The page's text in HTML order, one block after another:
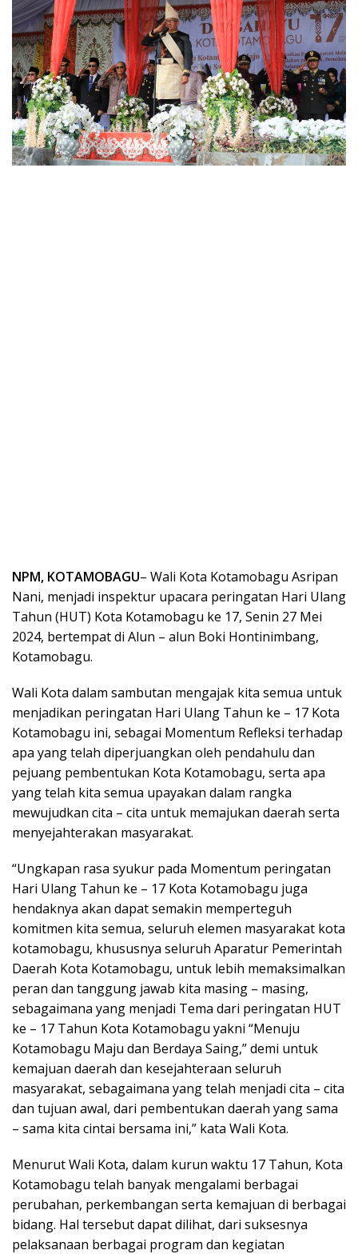
NPM, KOTAMOBAGU– Wali Kota Kotamobagu Asripan
Nani, menjadi inspektur upacara peringatan Hari Ulang
Tahun (HUT) Kota Kotamobagu ke 17, Senin 27 Mei
2024, bertempat di Alun – alun Boki Hontinimbang,
Kotamobagu.
Wali Kota dalam sambutan mengajak kita semua untuk
menjadikan peringatan Hari Ulang Tahun ke – 17 Kota
Kotamobagu ini, sebagai Momentum Refleksi terhadap
apa yang telah diperjuangkan oleh pendahulu dan
pejuang pembentukan Kota Kotamobagu, serta apa
yang telah kita semua upayakan dalam rangka
mewujudkan cita – cita untuk memajukan daerah serta
menyejahterakan masyarakat.
“Ungkapan rasa syukur pada Momentum peringatan
Hari Ulang Tahun ke – 17 Kota Kotamobagu juga
hendaknya akan dapat semakin memperteguh
komitmen kita semua, seluruh elemen masyarakat kota
kotamobagu, khususnya seluruh Aparatur Pemerintah
Daerah Kota Kotamobagu, untuk lebih memaksimalkan
peran dan tanggung jawab kita masing – masing,
sebagaimana yang menjadi Tema dari peringatan HUT
ke – 17 Tahun Kota Kotamobagu yakni “Menuju
Kotamobagu Maju dan Berdaya Saing,” demi untuk
kemajuan daerah dan kesejahteraan seluruh
masyarakat, sebagaimana yang telah menjadi cita – cita
dan tujuan awal, dari pembentukan daerah yang sama
– sama kita cintai bersama ini,” kata Wali Kota.
Menurut Wali Kota, dalam kurun waktu 17 Tahun, Kota
Kotamobagu telah banyak mengalami berbagai
perubahan, perkembangan serta kemajuan di berbagai
bidang. Hal tersebut dapat dilihat, dari suksesnya
pelaksanaan berbagai program dan kegiatan